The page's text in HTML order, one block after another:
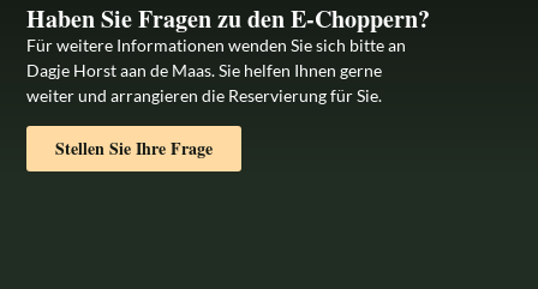
Haben Sie Fragen zu den E-Choppern?
Für weitere Informationen wenden Sie sich bitte an
Dagje Horst aan de Maas. Sie helfen Ihnen gerne
weiter und arrangieren die Reservierung für Sie.
Stellen Sie Ihre Frage